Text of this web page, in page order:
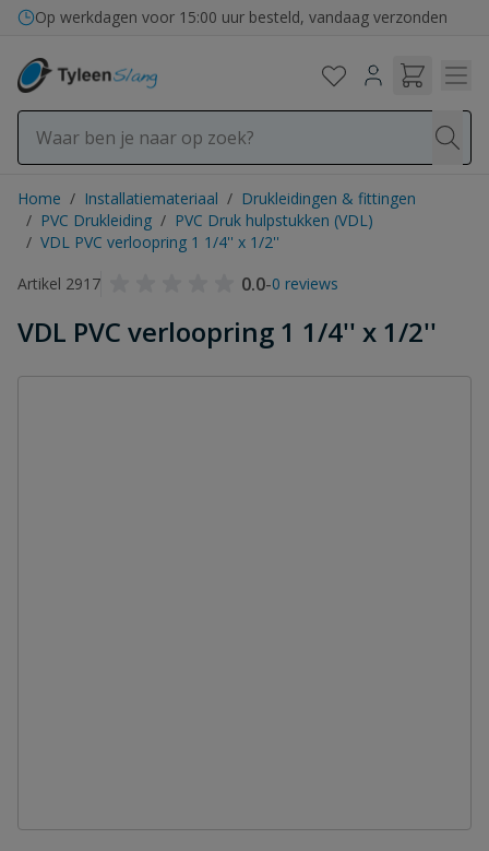
Ga naar de inhoud
Op werkdagen voor 15:00 uur besteld, vandaag verzonden
Home / Installatiemateriaal / Drukleidingen & fittingen
/ PVC Drukleiding / PVC Druk hulpstukken (VDL)
/ VDL PVC verloopring 1 1/4'' x 1/2''
Artikel 2917
0.0-0 reviews
VDL PVC verloopring 1 1/4'' x 1/2''